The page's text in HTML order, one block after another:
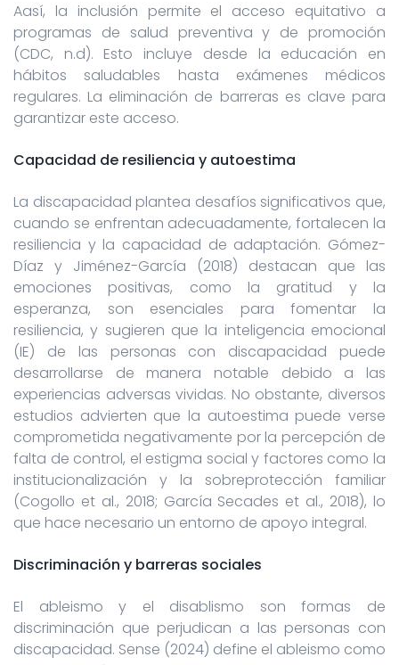
Aasí, la inclusión permite el acceso equitativo a
programas de salud preventiva y de promoción
(CDC, n.d). Esto incluye desde la educación en
hábitos saludables hasta exámenes médicos
regulares. La eliminación de barreras es clave para
garantizar este acceso.
Capacidad de resiliencia y autoestima
La discapacidad plantea desafíos significativos que,
cuando se enfrentan adecuadamente, fortalecen la
resiliencia y la capacidad de adaptación. Gómez-
Díaz y Jiménez-García (2018) destacan que las
emociones positivas, como la gratitud y la
esperanza, son esenciales para fomentar la
resiliencia, y sugieren que la inteligencia emocional
(IE) de las personas con discapacidad puede
desarrollarse de manera notable debido a las
experiencias adversas vividas. No obstante, diversos
estudios advierten que la autoestima puede verse
comprometida negativamente por la percepción de
falta de control, el estigma social y factores como la
institucionalización y la sobreprotección familiar
(Cogollo et al., 2018; García Secades et al., 2018), lo
que hace necesario un entorno de apoyo integral.
Discriminación y barreras sociales
El ableismo y el disablismo son formas de
discriminación que perjudican a las personas con
discapacidad. Sense (2024) define el ableismo como